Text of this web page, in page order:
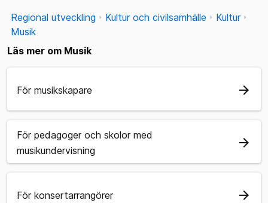
Regional utveckling Kultur och civilsamhälle
Kultur
Musik
Läs mer om Musik
För musikskapare arrow_forward
För pedagoger och skolor med
musikundervisning
arrow_forward
För konsertarrangörer arrow_forward